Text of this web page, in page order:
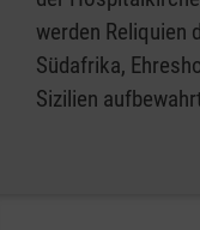
werden Reliquien
Südafrika,
Sizilien